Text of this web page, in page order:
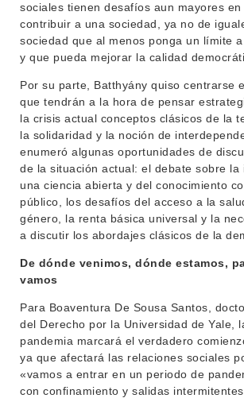
sociales tienen desafíos aun mayores
contribuir a una sociedad, ya no de
sociedad que al menos ponga un límite
y que pueda mejorar la calidad
Por su parte, Batthyány quiso centrarse
que tendrán a la hora de pensar
la crisis actual conceptos clásicos de la
la solidaridad y la noción de
enumeró algunas oportunidades de
de la situación actual: el debate sobre la
una ciencia abierta y del conocimiento
público, los desafíos del acceso a la
género, la renta básica universal y la
a discutir los abordajes clásicos de la
De dónde venimos, dónde estamos,
vamos
Para Boaventura De Sousa Santos,
del Derecho por la Universidad de Yale,
pandemia marcará el verdadero
ya que afectará las relaciones sociales
«vamos a entrar en un periodo de
con confinamiento y salidas